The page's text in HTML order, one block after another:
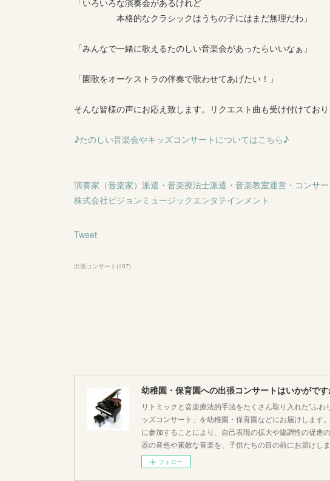
「いろいろな演奏会があるけれど
本格的なクラシックはうちの子にはまだ無理だわ」
「みんなで一緒に歌えるたのしい音楽会があったらいいなぁ」
「園歌をオーケストラの伴奏で歌わせてあげたい！」
そんな皆様の声にお応え致します。リクエスト曲も受け付けており
♪たのしい音楽会やキッズコンサートについてはこちら♪
演奏家（音楽家）派遣・音楽療法士派遣・音楽教室運営・コンサ
株式会社ビジョンミュージックエンタテインメント
Tweet
出張コンサート (197)
幼稚園・保育園への出張コンサートはいかがで
リトミックと音楽療法的手法をたくさん取り入れた"ふ
ッズコンサート」を幼稚園・保育園などにお届けします
に参加することにより、自己表現の拡大や協調性の促進
器の音色や素敵な音楽を、子供たちの目の前にお届けしま
フォロー